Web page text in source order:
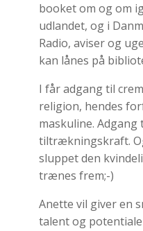
booket om og om
udlandet, og i
Radio, aviser og
kan lånes på
I får adgang til
religion, hendes
maskuline.
tiltrækningskraft.
sluppet den
trænes frem;-)
Anette vil giver en
talent og